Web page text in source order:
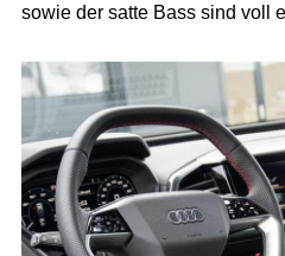
sowie der satte Bass sind voll